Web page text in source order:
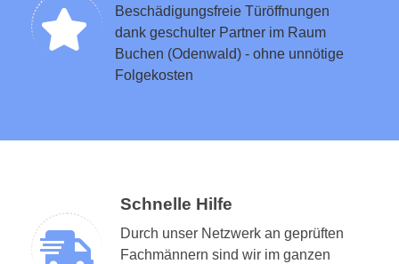
Beschädigungsfreie Türöffnungen
dank geschulter Partner im Raum
Buchen (Odenwald) - ohne unnötige
Folgekosten
Schnelle Hilfe
Durch unser Netzwerk an geprüften
Fachmännern sind wir im ganzen